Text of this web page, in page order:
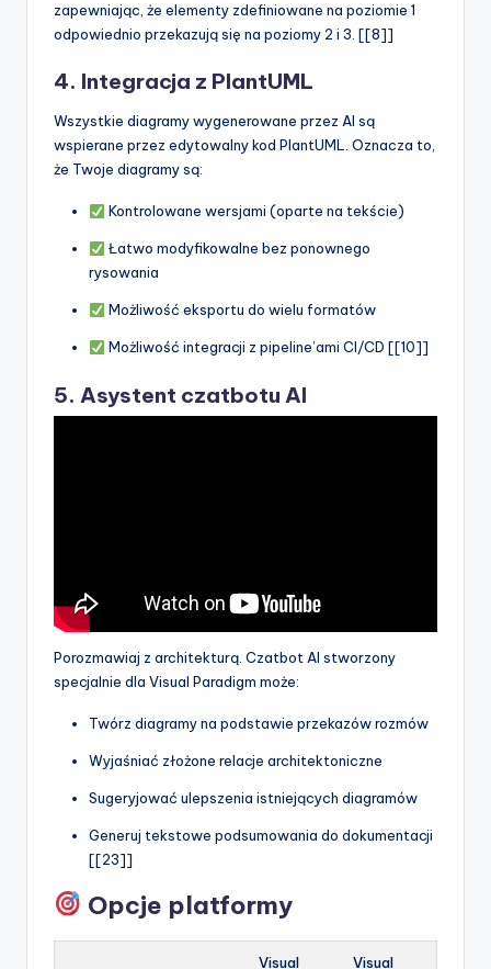
zapewniając, że elementy zdefiniowane na poziomie 1
odpowiednio przekazują się na poziomy 2 i 3. [[8]]
4. Integracja z PlantUML
Wszystkie diagramy wygenerowane przez AI są
wspierane przez edytowalny kod PlantUML. Oznacza to,
że Twoje diagramy są:
Kontrolowane wersjami (oparte na tekście)
Łatwo modyfikowalne bez ponownego
rysowania
Możliwość eksportu do wielu formatów
Możliwość integracji z pipeline’ami CI/CD [[10]]
5. Asystent czatbotu AI
Porozmawiaj z architekturą. Czatbot AI stworzony
specjalnie dla Visual Paradigm może:
Twórz diagramy na podstawie przekazów rozmów
Wyjaśniać złożone relacje architektoniczne
Sugeryjować ulepszenia istniejących diagramów
Generuj tekstowe podsumowania do dokumentacji
[[23]]
Opcje platformy
Visual Visual